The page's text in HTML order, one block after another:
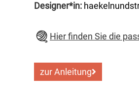
Designer*in:
Hier finden Sie die
zur Anleitung